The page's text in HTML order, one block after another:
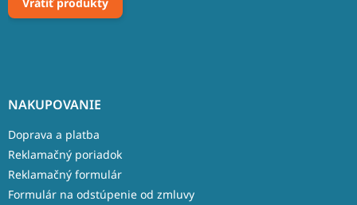
NAKUPOVANIE
Doprava a platba
Reklamačný poriadok
Reklamačný formulár
Formulár na odstúpenie od zmluvy